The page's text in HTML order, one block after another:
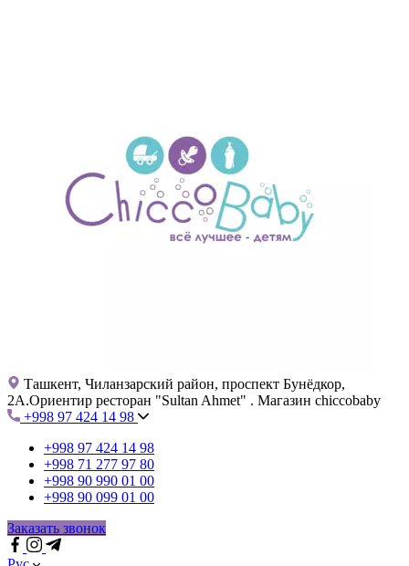
Ташкент, Чиланзарский район, проспект Бунёдкор,
2А.Ориентир ресторан "Sultan Ahmet" . Магазин chiccobaby
+998 97 424 14 98
+998 97 424 14 98
+998 71 277 97 80
+998 90 990 01 00
+998 90 099 01 00
Заказать звонок